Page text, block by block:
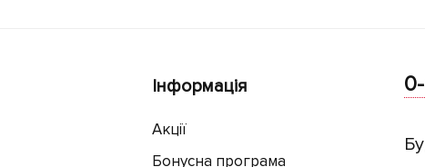
Інформація
Акції
Бонусна програма